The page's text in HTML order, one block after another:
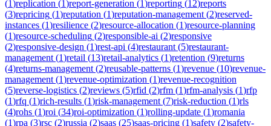
(1)replication (1)report-generation (1)reporting (12)reports
(3)repricing (1)reputation (1)reputation-management (2)reserved-
instances (1)resilience (2)resource-allocation (1)resource-planning
(1)resource-scheduling (2)responsible-ai (2)responsive
(2)responsive-design (1)rest-api (4)restaurant (5)restaurant-
management (1)retail (13)retail-analytics (1)retention (9)returns
(4)returns-management (2)reusable-patterns (1)revenue (10)revenue-
management (1)revenue-optimization (1)revenue-recognition
(5)reverse-logistics (2)reviews (5)rfid (2)rfm (1)rfm-analysis (1)rfp
(1)rfq (1)rich-results (1)risk-management (7)risk-reduction (1)rls
(4)rohs (1)roi (34)roi-optimization (1)rolling-update (1)romania
(1)rpa (3)rsc (2)russia (2)saas (25)saas-pricing (1)safety (2)safety-